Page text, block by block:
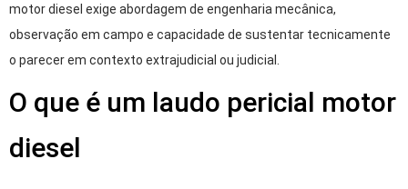
motor diesel exige abordagem de engenharia mecânica,
observação em campo e capacidade de sustentar tecnicamente
o parecer em contexto extrajudicial ou judicial.
O que é um laudo pericial motor
diesel